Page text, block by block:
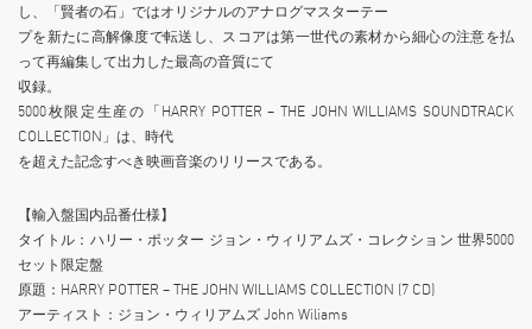
し、「賢者の石」ではオリジナルのアナログマスターテー
プを新たに高解像度で転送し、スコアは第一世代の素材から細心の注意を払
って再編集して出力した最高の音質にて
収録。
5000枚限定生産の「HARRY POTTER – THE JOHN WILLIAMS SOUNDTRACK
COLLECTION」は、時代
を超えた記念すべき映画音楽のリリースである。
【輸入盤国内品番仕様】
タイトル：ハリー・ポッター ジョン・ウィリアムズ・コレクション 世界5000
セット限定盤
原題：HARRY POTTER – THE JOHN WILLIAMS COLLECTION (7 CD)
アーティスト：ジョン・ウィリアムズ John Wiliams